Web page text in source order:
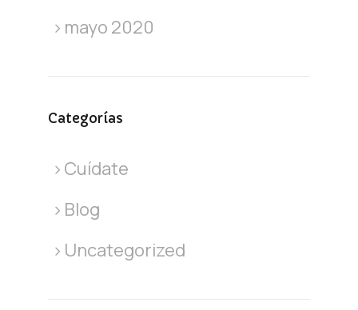
mayo 2020
Categorías
Cuídate
Blog
Uncategorized